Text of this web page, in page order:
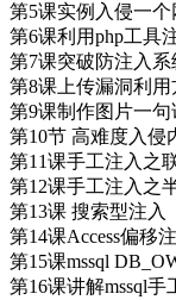
第5课实例入侵一个
第6课利用php工具
第7课突破防注入系
第8课上传漏洞利
第9课制作图片一句
第10节 高难度入侵
第11课手工注入之
第12课手工注入之
第13课 搜索型注入
第14课Access偏移
第15课mssql
第16课讲解mssql